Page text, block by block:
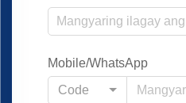
Mobile/WhatsApp
Code